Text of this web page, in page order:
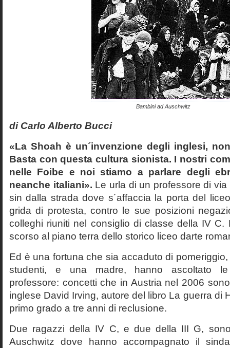
Bambini ad Auschwitz
di Carlo Alberto Bucci
«La Shoah è un´invenzione degli inglesi,
Basta con questa cultura sionista. I nostri
nelle Foibe e noi stiamo a parlare degli
neanche italiani». Le urla di un professore di
sin dalla strada dove s´affaccia la porta del
grida di protesta, contro le sue posizioni
colleghi riuniti nel consiglio di classe della IV C.
scorso al piano terra dello storico liceo darte
Ed è una fortuna che sia accaduto di
studenti, e una madre, hanno ascoltato le
professore: concetti che in Austria nel 2006
inglese David Irving, autore del libro La guerra di
primo grado a tre anni di reclusione.
Due ragazzi della IV C, e due della III G,
Auschwitz dove hanno accompagnato il